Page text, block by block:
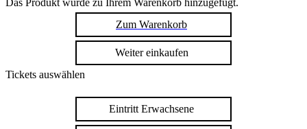
Das Produkt wurde zu Ihrem Warenkorb hinzugefügt.
Zum Warenkorb
Weiter einkaufen
Tickets auswählen
Eintritt Erwachsene